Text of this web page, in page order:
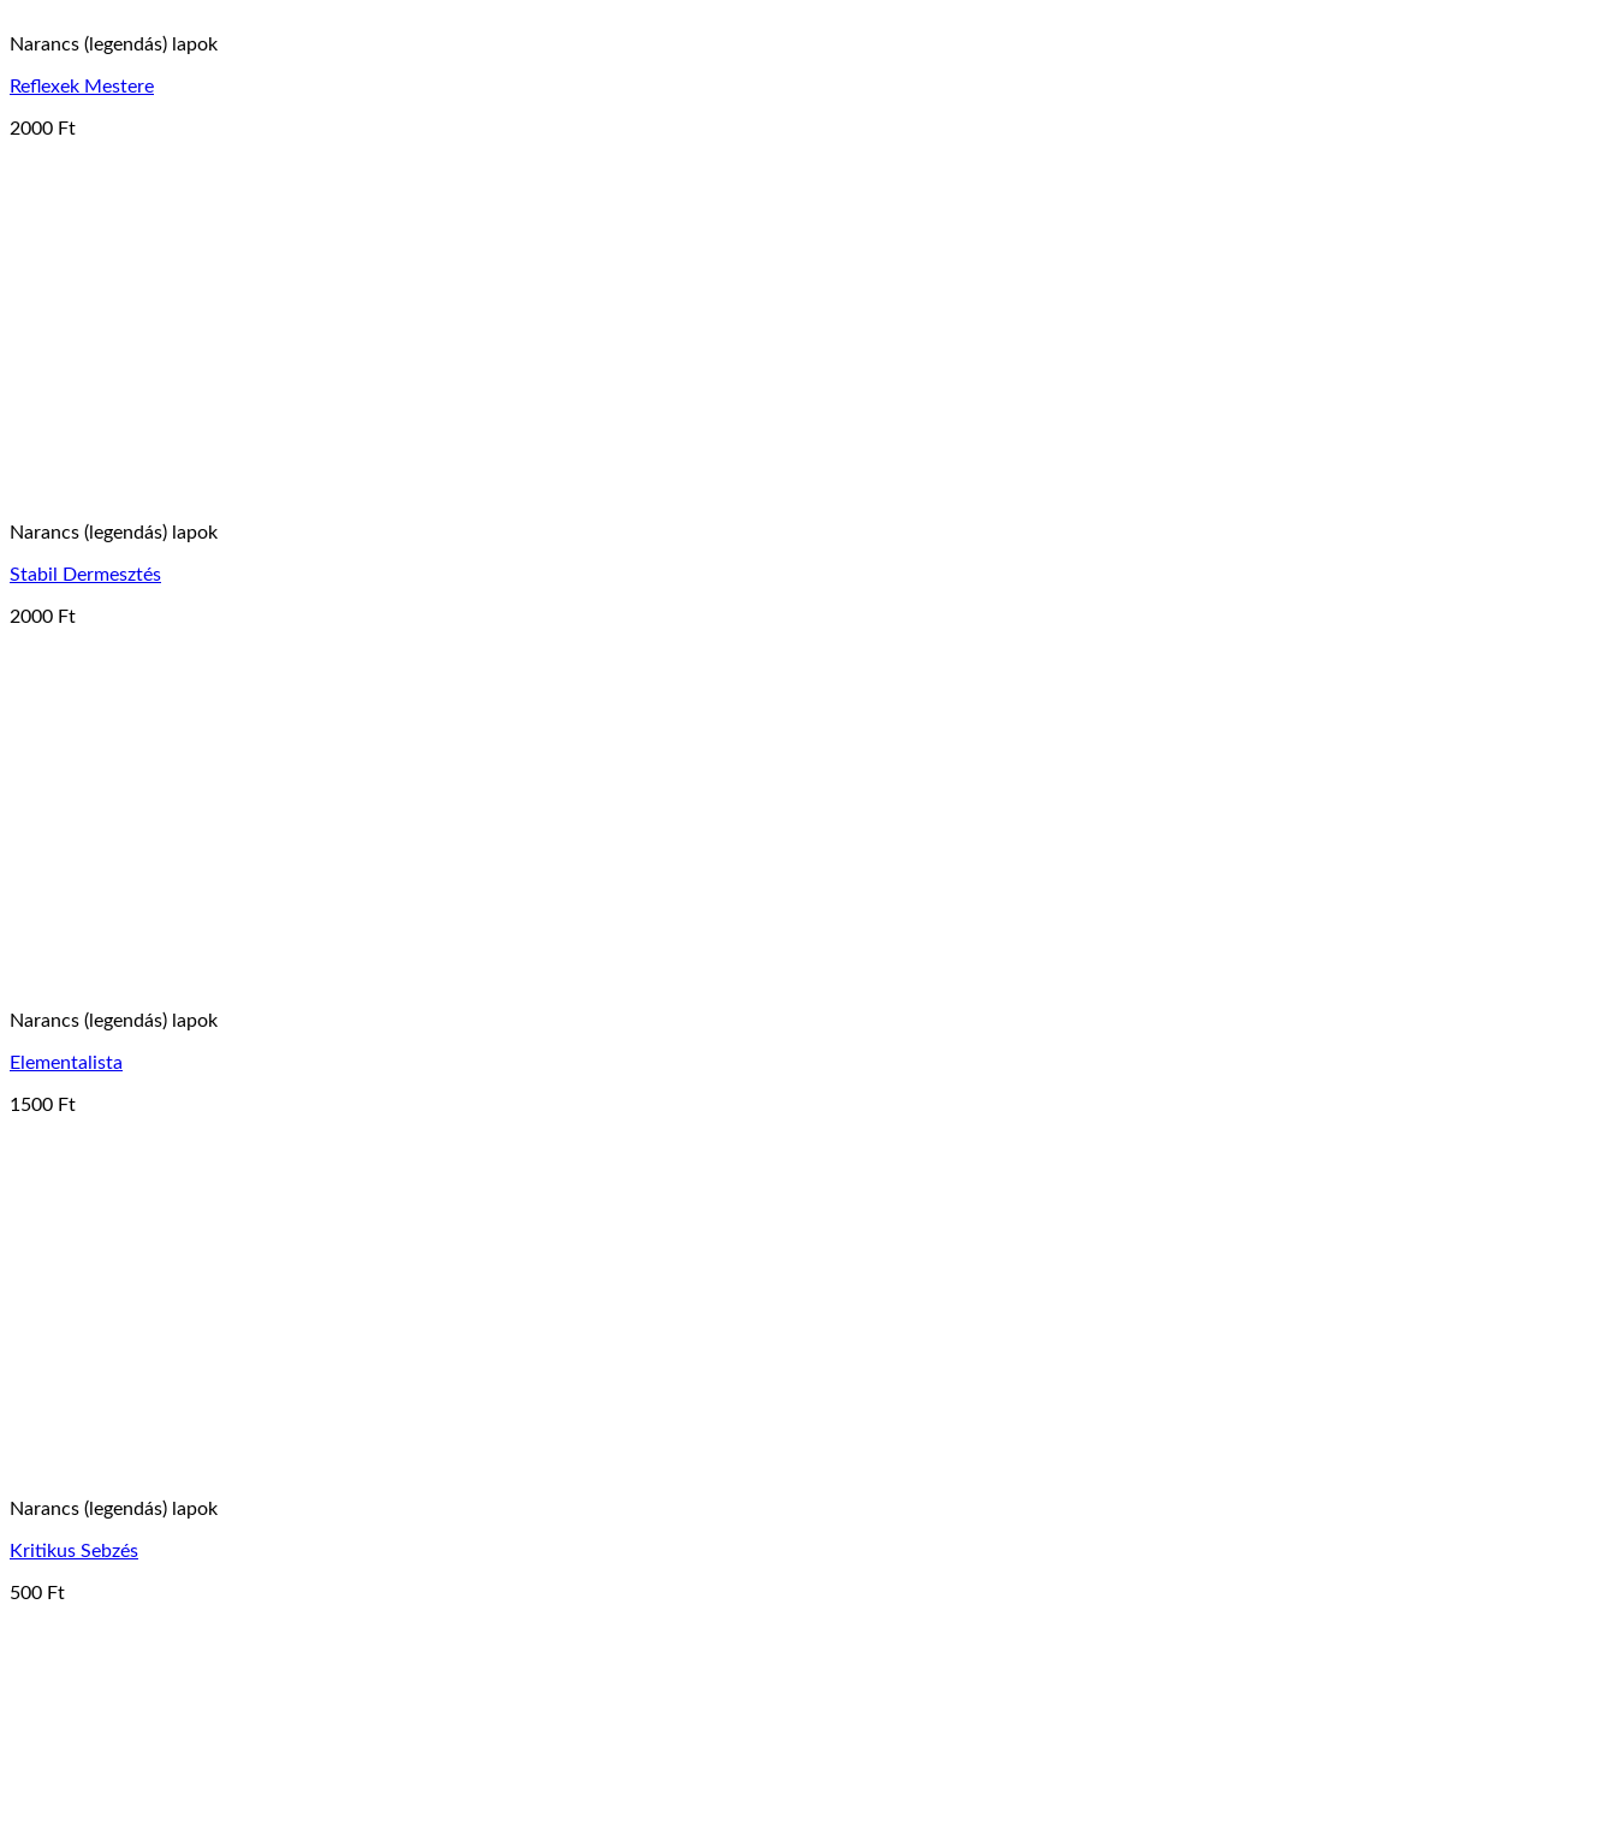
Narancs (legendás) lapok
Reflexek Mestere
2000 Ft
Narancs (legendás) lapok
Stabil Dermesztés
2000 Ft
Narancs (legendás) lapok
Elementalista
1500 Ft
Narancs (legendás) lapok
Kritikus Sebzés
500 Ft